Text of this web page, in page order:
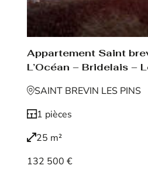
Appartement Saint
L’Océan – Bridelais –
SAINT BREVIN LES PINS
1 pièces
25 m²
132 500 €